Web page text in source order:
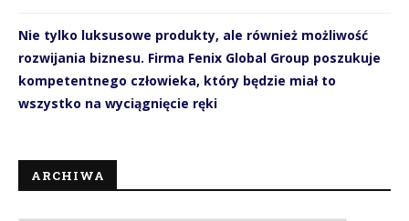
Nie tylko luksusowe produkty, ale również możliwość
rozwijania biznesu. Firma Fenix Global Group poszukuje
kompetentnego człowieka, który będzie miał to
wszystko na wyciągnięcie ręki
ARCHIWA